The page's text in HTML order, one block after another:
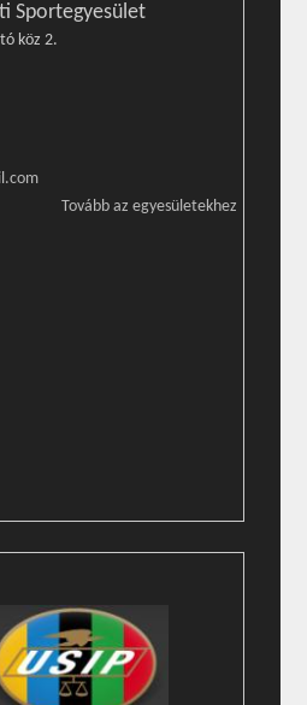
Sportegyesület
köz 2.
Tovább az egyesületekhez